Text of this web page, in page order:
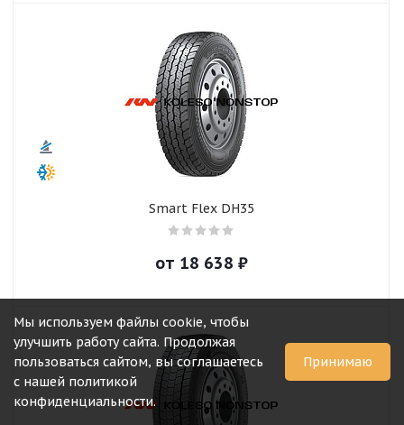
Smart Flex DH35
от 18 638 ₽
Мы используем файлы cookie, чтобы
улучшить работу сайта. Продолжая
пользоваться сайтом, вы соглашаетесь
с нашей политикой
конфиденциальности.
Принимаю